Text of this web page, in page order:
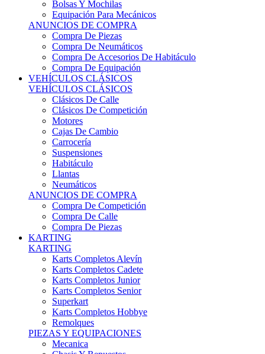
Bolsas Y Mochilas
Equipación Para Mecánicos
ANUNCIOS DE COMPRA
Compra De Piezas
Compra De Neumáticos
Compra De Accesorios De Habitáculo
Compra De Equipación
VEHÍCULOS CLÁSICOS
VEHÍCULOS CLÁSICOS
Clásicos De Calle
Clásicos De Competición
Motores
Cajas De Cambio
Carrocería
Suspensiones
Habitáculo
Llantas
Neumáticos
ANUNCIOS DE COMPRA
Compra De Competición
Compra De Calle
Compra De Piezas
KARTING
KARTING
Karts Completos Alevín
Karts Completos Cadete
Karts Completos Junior
Karts Completos Senior
Superkart
Karts Completos Hobbye
Remolques
PIEZAS Y EQUIPACIONES
Mecanica